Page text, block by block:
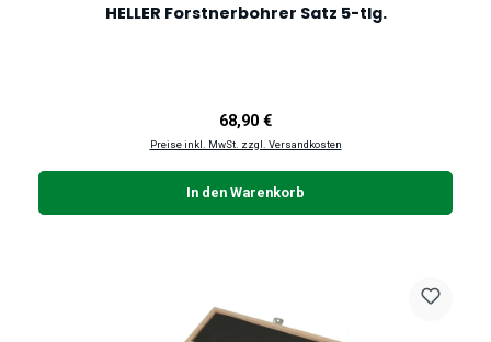
HELLER Forstnerbohrer Satz 5-tlg.
Regulärer Preis:
68,90 €
Preise inkl. MwSt. zzgl. Versandkosten
In den Warenkorb